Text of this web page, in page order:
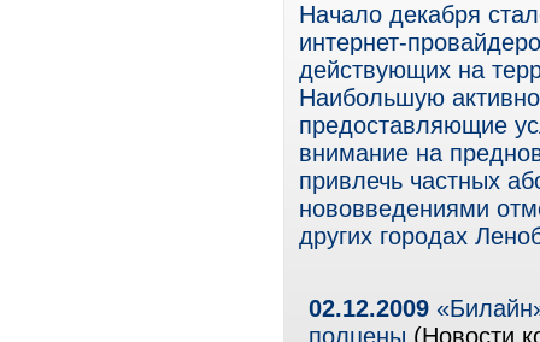
Начало декабря
интернет-
действующих на
Наибольшую
предоставляющие
внимание на
привлечь частных
нововведениями
других городах
02.12.2009
полцены (Новости